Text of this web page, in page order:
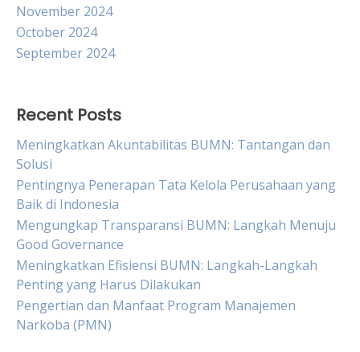
November 2024
October 2024
September 2024
Recent Posts
Meningkatkan Akuntabilitas BUMN: Tantangan dan
Solusi
Pentingnya Penerapan Tata Kelola Perusahaan yang
Baik di Indonesia
Mengungkap Transparansi BUMN: Langkah Menuju
Good Governance
Meningkatkan Efisiensi BUMN: Langkah-Langkah
Penting yang Harus Dilakukan
Pengertian dan Manfaat Program Manajemen
Narkoba (PMN)